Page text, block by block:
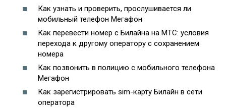
Как узнать и проверить, прослушивается ли
мобильный телефон Мегафон
Как перевести номер с Билайна на МТС: условия
перехода к другому оператору с сохранением
номера
Как позвонить в полицию с мобильного телефона
Мегафон
Как зарегистрировать sim-карту Билайн в сети
оператора